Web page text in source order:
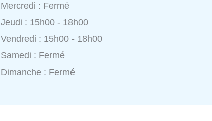
Mercredi : Fermé
Jeudi : 15h00 - 18h00
Vendredi : 15h00 - 18h00
Samedi : Fermé
Dimanche : Fermé